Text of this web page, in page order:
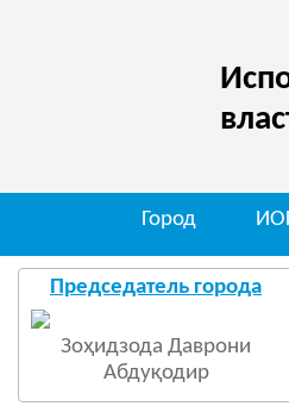
Город
Председатель города
Зоҳидзода Даврони
Абдуқодир